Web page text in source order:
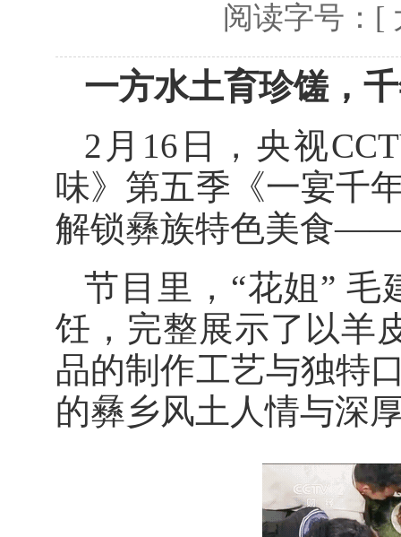
阅读字号：[
一方水土育珍馐，
2月16日， 央视
味》第五季《一宴千
解锁彝族特色美食
节目里， “花姐”
饪，完整展示了以羊
品的制作工艺与独特
的彝乡风土人情与深